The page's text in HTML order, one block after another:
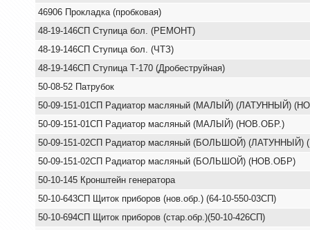
46906 Прокладка (пробковая)
48-19-146СП Ступица бол. (РЕМОНТ)
48-19-146СП Ступица бол. (ЧТЗ)
48-19-146СП Ступица Т-170 (Дробеструйная)
50-08-52 Патрубок
50-09-151-01СП Радиатор масляный (МАЛЫЙ) (ЛАТУННЫЙ)
50-09-151-01СП Радиатор масляный (МАЛЫЙ) (НОВ.ОБР.)
50-09-151-02СП Радиатор масляный (БОЛЬШОЙ) (ЛАТУННЫЙ)
50-09-151-02СП Радиатор масляный (БОЛЬШОЙ) (НОВ.ОБР)
50-10-145 Кронштейн генератора
50-10-643СП Щиток приборов (нов.обр.) (64-10-550-03СП)
50-10-694СП Щиток приборов (стар.обр.)(50-10-426СП)